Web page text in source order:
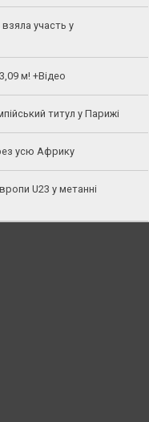
участь у
м! +Відео
титул у Парижі
усю Африку
U23 у метанні